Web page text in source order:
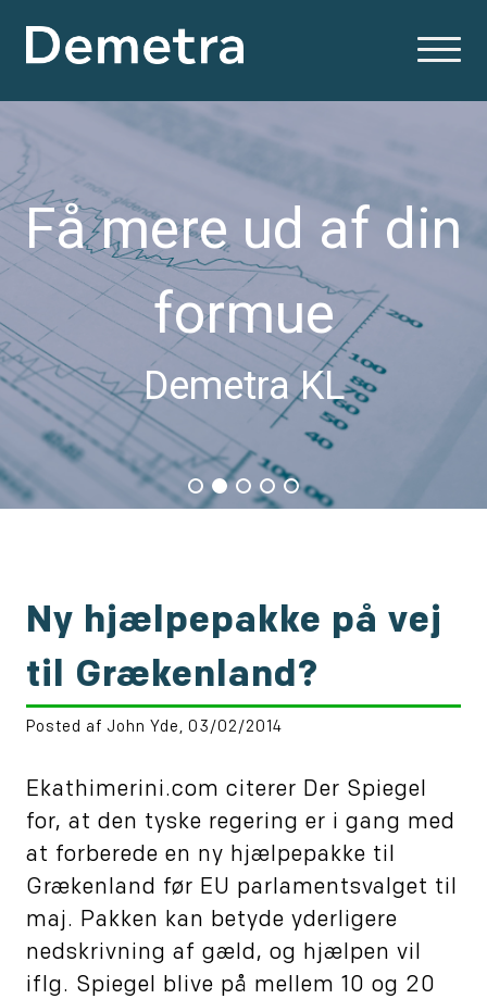
Få mere ud af din
formue
Demetra KL
Ny hjælpepakke på vej
til Grækenland?
Posted af John Yde, 03/02/2014
Ekathimerini.com citerer Der Spiegel
for, at den tyske regering er i gang med
at forberede en ny hjælpepakke til
Grækenland før EU parlamentsvalget til
maj. Pakken kan betyde yderligere
nedskrivning af gæld, og hjælpen vil
iflg. Spiegel blive på mellem 10 og 20